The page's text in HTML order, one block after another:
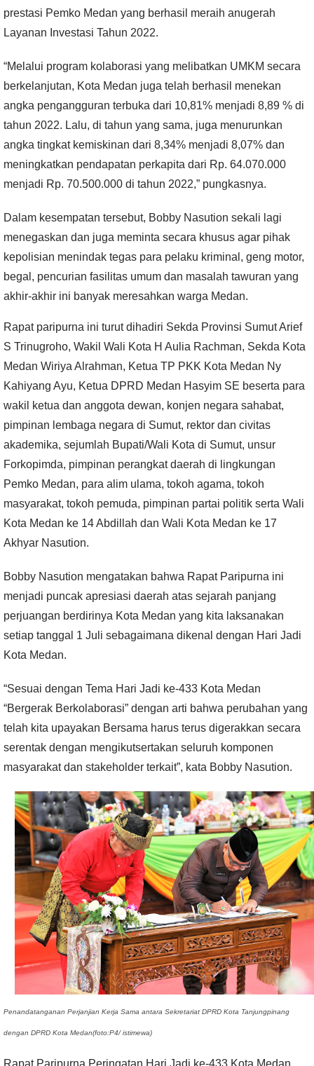
prestasi Pemko Medan yang berhasil meraih anugerah
Layanan Investasi Tahun 2022.
“Melalui program kolaborasi yang melibatkan UMKM secara
berkelanjutan, Kota Medan juga telah berhasil menekan
angka pengangguran terbuka dari 10,81% menjadi 8,89 % di
tahun 2022. Lalu, di tahun yang sama, juga menurunkan
angka tingkat kemiskinan dari 8,34% menjadi 8,07% dan
meningkatkan pendapatan perkapita dari Rp. 64.070.000
menjadi Rp. 70.500.000 di tahun 2022,” pungkasnya.
Dalam kesempatan tersebut, Bobby Nasution sekali lagi
menegaskan dan juga meminta secara khusus agar pihak
kepolisian menindak tegas para pelaku kriminal, geng motor,
begal, pencurian fasilitas umum dan masalah tawuran yang
akhir-akhir ini banyak meresahkan warga Medan.
Rapat paripurna ini turut dihadiri Sekda Provinsi Sumut Arief
S Trinugroho, Wakil Wali Kota H Aulia Rachman, Sekda Kota
Medan Wiriya Alrahman, Ketua TP PKK Kota Medan Ny
Kahiyang Ayu, Ketua DPRD Medan Hasyim SE beserta para
wakil ketua dan anggota dewan, konjen negara sahabat,
pimpinan lembaga negara di Sumut, rektor dan civitas
akademika, sejumlah Bupati/Wali Kota di Sumut, unsur
Forkopimda, pimpinan perangkat daerah di lingkungan
Pemko Medan, para alim ulama, tokoh agama, tokoh
masyarakat, tokoh pemuda, pimpinan partai politik serta Wali
Kota Medan ke 14 Abdillah dan Wali Kota Medan ke 17
Akhyar Nasution.
Bobby Nasution mengatakan bahwa Rapat Paripurna ini
menjadi puncak apresiasi daerah atas sejarah panjang
perjuangan berdirinya Kota Medan yang kita laksanakan
setiap tanggal 1 Juli sebagaimana dikenal dengan Hari Jadi
Kota Medan.
“Sesuai dengan Tema Hari Jadi ke-433 Kota Medan
“Bergerak Berkolaborasi” dengan arti bahwa perubahan yang
telah kita upayakan Bersama harus terus digerakkan secara
serentak dengan mengikutsertakan seluruh komponen
masyarakat dan stakeholder terkait”, kata Bobby Nasution.
Penandatanganan Perjanjian Kerja Sama antara Sekretariat DPRD Kota Tanjungpinang
dengan DPRD Kota Medan(foto:P4/ istimewa)
Rapat Paripurna Peringatan Hari Jadi ke-433 Kota Medan